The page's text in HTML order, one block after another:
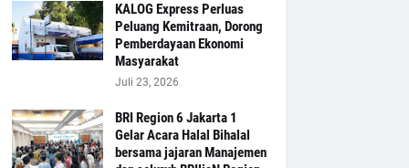
KALOG Express Perluas
Peluang Kemitraan, Dorong
Pemberdayaan Ekonomi
Masyarakat
Juli 23, 2026
BRI Region 6 Jakarta 1
Gelar Acara Halal Bihalal
bersama jajaran Manajemen